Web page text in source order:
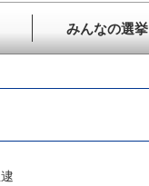
みんなの選挙